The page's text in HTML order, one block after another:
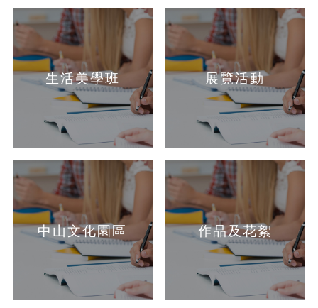
生活美學班 展覽活動
中山文化園區 作品及花絮